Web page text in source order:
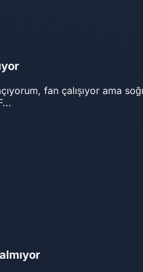
fan çalışıyor ama